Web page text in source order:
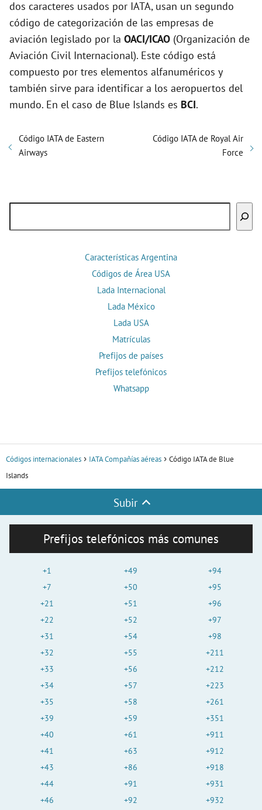
dos caracteres usados por IATA, usan un segundo
código de categorización de las empresas de
aviación legislado por la OACI/ICAO (Organización de
Aviación Civil Internacional). Este código está
compuesto por tres elementos alfanuméricos y
también sirve para identificar a los aeropuertos del
mundo. En el caso de Blue Islands es BCI.
Código IATA de Eastern
Airways
Código IATA de Royal Air
Force
Características Argentina
Códigos de Área USA
Lada Internacional
Lada México
Lada USA
Matrículas
Prefijos de países
Prefijos telefónicos
Whatsapp
Códigos internacionales IATA Compañías aéreas
Código IATA de Blue
Islands
Subir
Prefijos telefónicos más comunes
+1
+7
+21
+22
+31
+32
+33
+34
+35
+39
+40
+41
+43
+44
+46
+49
+50
+51
+52
+54
+55
+56
+57
+58
+59
+61
+63
+86
+91
+92
+94
+95
+96
+97
+98
+211
+212
+223
+261
+351
+911
+912
+918
+931
+932